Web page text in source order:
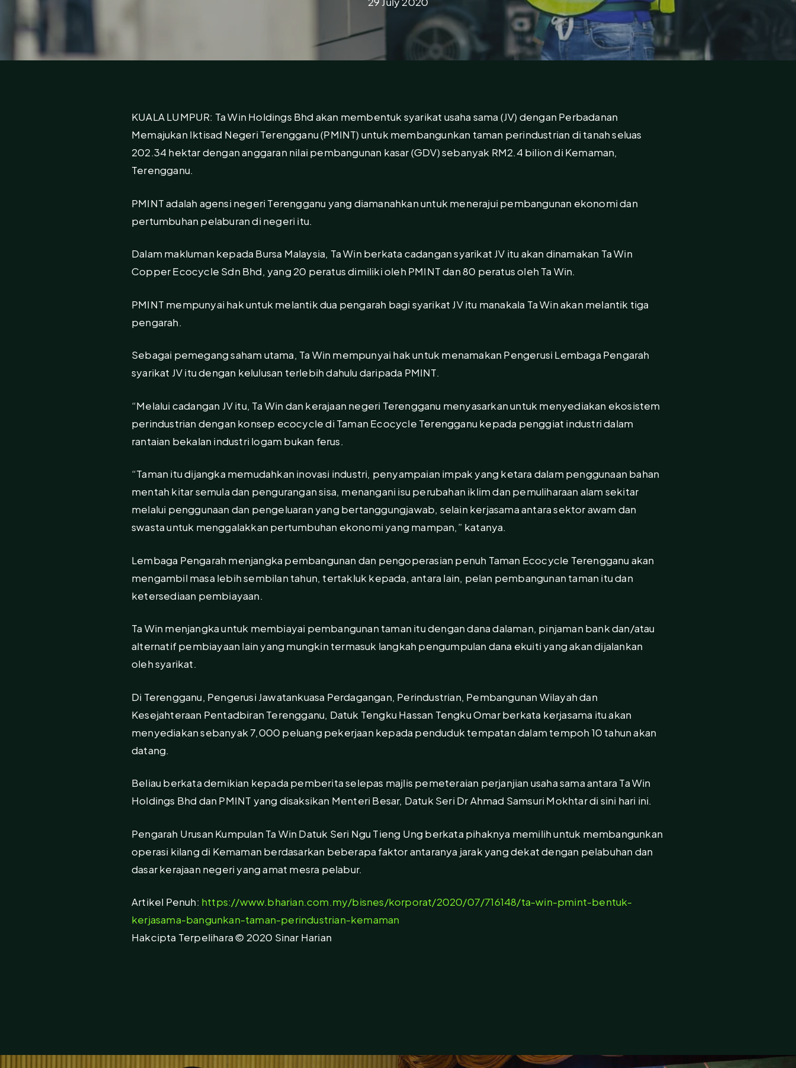
KUALA LUMPUR: Ta Win Holdings Bhd akan membentuk syarikat usaha sama (JV) dengan Perbadanan
Memajukan Iktisad Negeri Terengganu (PMINT) untuk membangunkan taman perindustrian di tanah seluas
202.34 hektar dengan anggaran nilai pembangunan kasar (GDV) sebanyak RM2.4 bilion di Kemaman,
Terengganu.
PMINT adalah agensi negeri Terengganu yang diamanahkan untuk menerajui pembangunan ekonomi dan
pertumbuhan pelaburan di negeri itu.
Dalam makluman kepada Bursa Malaysia, Ta Win berkata cadangan syarikat JV itu akan dinamakan Ta Win
Copper Ecocycle Sdn Bhd, yang 20 peratus dimiliki oleh PMINT dan 80 peratus oleh Ta Win.
PMINT mempunyai hak untuk melantik dua pengarah bagi syarikat JV itu manakala Ta Win akan melantik tiga
pengarah.
Sebagai pemegang saham utama, Ta Win mempunyai hak untuk menamakan Pengerusi Lembaga Pengarah
syarikat JV itu dengan kelulusan terlebih dahulu daripada PMINT.
“Melalui cadangan JV itu, Ta Win dan kerajaan negeri Terengganu menyasarkan untuk menyediakan ekosistem
perindustrian dengan konsep ecocycle di Taman Ecocycle Terengganu kepada penggiat industri dalam
rantaian bekalan industri logam bukan ferus.
“Taman itu dijangka memudahkan inovasi industri, penyampaian impak yang ketara dalam penggunaan bahan
mentah kitar semula dan pengurangan sisa, menangani isu perubahan iklim dan pemuliharaan alam sekitar
melalui penggunaan dan pengeluaran yang bertanggungjawab, selain kerjasama antara sektor awam dan
swasta untuk menggalakkan pertumbuhan ekonomi yang mampan,” katanya.
Lembaga Pengarah menjangka pembangunan dan pengoperasian penuh Taman Ecocycle Terengganu akan
mengambil masa lebih sembilan tahun, tertakluk kepada, antara lain, pelan pembangunan taman itu dan
ketersediaan pembiayaan.
Ta Win menjangka untuk membiayai pembangunan taman itu dengan dana dalaman, pinjaman bank dan/atau
alternatif pembiayaan lain yang mungkin termasuk langkah pengumpulan dana ekuiti yang akan dijalankan
oleh syarikat.
Di Terengganu, Pengerusi Jawatankuasa Perdagangan, Perindustrian, Pembangunan Wilayah dan
Kesejahteraan Pentadbiran Terengganu, Datuk Tengku Hassan Tengku Omar berkata kerjasama itu akan
menyediakan sebanyak 7,000 peluang pekerjaan kepada penduduk tempatan dalam tempoh 10 tahun akan
datang.
Beliau berkata demikian kepada pemberita selepas majlis pemeteraian perjanjian usaha sama antara Ta Win
Holdings Bhd dan PMINT yang disaksikan Menteri Besar, Datuk Seri Dr Ahmad Samsuri Mokhtar di sini hari ini.
Pengarah Urusan Kumpulan Ta Win Datuk Seri Ngu Tieng Ung berkata pihaknya memilih untuk membangunkan
operasi kilang di Kemaman berdasarkan beberapa faktor antaranya jarak yang dekat dengan pelabuhan dan
dasar kerajaan negeri yang amat mesra pelabur.
Artikel Penuh: https://www.bharian.com.my/bisnes/korporat/2020/07/716148/ta-win-pmint-bentuk-
kerjasama-bangunkan-taman-perindustrian-kemaman
Hakcipta Terpelihara © 2020 Sinar Harian